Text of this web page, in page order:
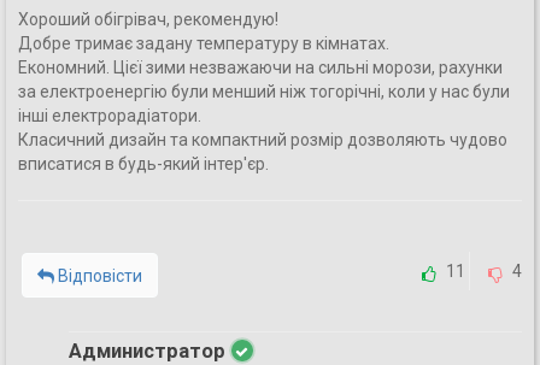
Хороший обігрівач, рекомендую!
Добре тримає задану температуру в кімнатах.
Економний. Цієї зими незважаючи на сильні морози, рахунки
за електроенергію були менший ніж тогорічні, коли у нас були
інші електрорадіатори.
Класичний дизайн та компактний розмір дозволяють чудово
вписатися в будь-який інтер'єр.
11 4
Відповісти
Администратор